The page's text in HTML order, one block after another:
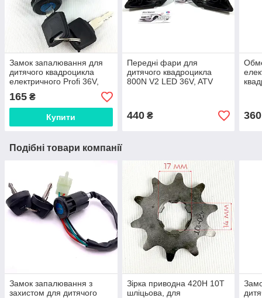
Замок запалювання для
дитячого квадроцикла
електричного Profi 36V,
ATV 4 pin
165 ₴
Купити
Передні фари для
дитячого квадроцикла
800N V2 LED 36V, ATV
440₴ 360
Подібні товари компанії
Замок запалювання з
захистом для дитячого
Зірка приводна 420Н 10Т
шліцьова, для